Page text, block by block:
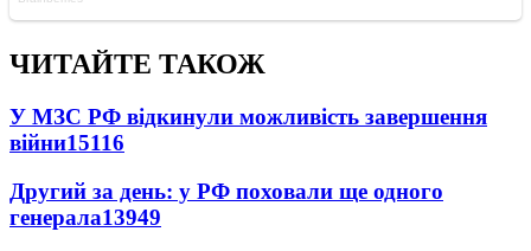
ЧИТАЙТЕ ТАКОЖ
У МЗС РФ відкинули можливість завершення
війни15116
Другий за день: у РФ поховали ще одного
генерала13949